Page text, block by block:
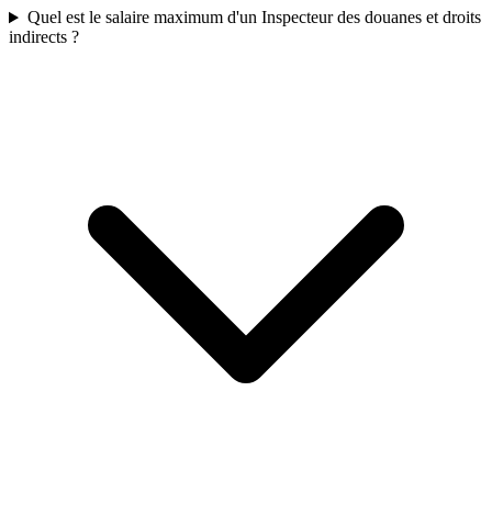
Quel est le salaire maximum d'un Inspecteur des douanes et droits
indirects ?